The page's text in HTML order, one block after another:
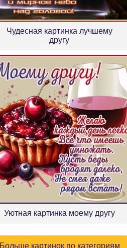
Чудесная картинка лучшему
другу
Уютная картинка моему другу
Больше картинок по категориям